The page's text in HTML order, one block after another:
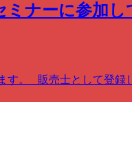
ミナーに参加し
。 販売士として登